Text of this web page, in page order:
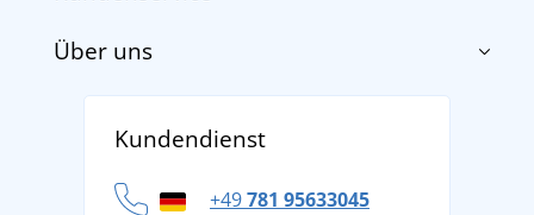
Impressum
Versand und Zahlung
Datenschutz
Über uns
Für Unternehmen und Organisationen
Kundendienst
+49781 95633045